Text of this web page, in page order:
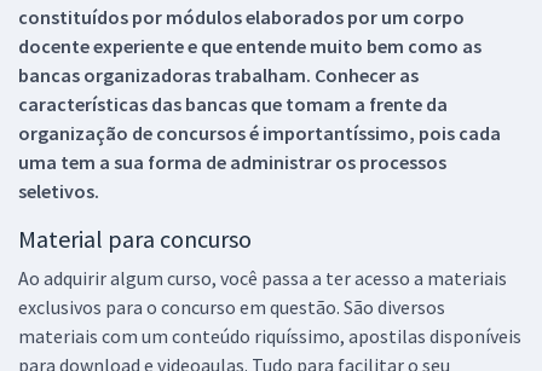
constituídos por módulos elaborados por um corpo
docente experiente e que entende muito bem como as
bancas organizadoras trabalham. Conhecer as
características das bancas que tomam a frente da
organização de concursos é importantíssimo, pois cada
uma tem a sua forma de administrar os processos
seletivos.
Material para concurso
Ao adquirir algum curso, você passa a ter acesso a materiais
exclusivos para o concurso em questão. São diversos
materiais com um conteúdo riquíssimo, apostilas disponíveis
para download e videoaulas. Tudo para facilitar o seu